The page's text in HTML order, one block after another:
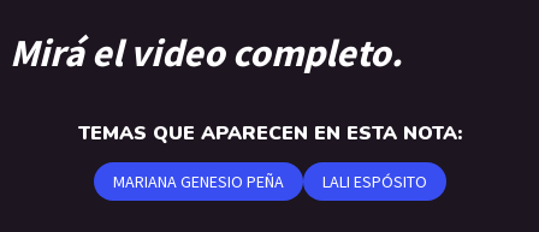
Mirá el video completo.
TEMAS QUE APARECEN EN ESTA NOTA:
MARIANA GENESIO PEÑA LALI ESPÓSITO